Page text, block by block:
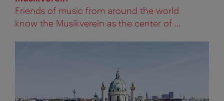
Friends of music from around the world
know the Musikverein as the center of ...